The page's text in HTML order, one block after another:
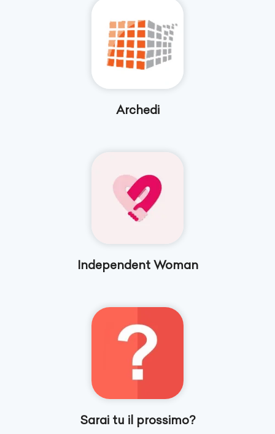
Archedi
Independent Woman
Sarai tu il prossimo?